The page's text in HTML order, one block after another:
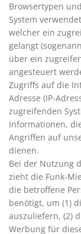
Browsertypen
System
welcher ein
gelangt
über ein
angesteuert
Zugriffs auf die
Adresse (IP-
zugreifenden
Informationen,
Angriffen auf
dienen.
Bei der Nutzung
zieht die Funk-
die betroffene
benötigt, um (1)
auszuliefern, (2)
Werbung für